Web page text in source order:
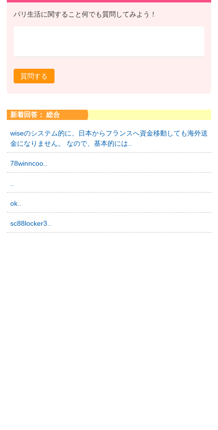
パリ生活に関すること何でも質問してみよう！
質問する
新着回答： 総合
wiseのシステム的に、日本からフランスへ資金移動しても海外送
金になりません。 なので、基本的には..
78winncoo..
ok..
sc88locker3..